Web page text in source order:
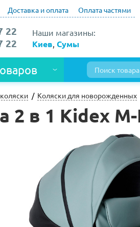
Доставка и оплата Оплата частями
Наши магазины:
Киев Сумы
22
22
Коляски для новорожденных
2 в 1 Kidex